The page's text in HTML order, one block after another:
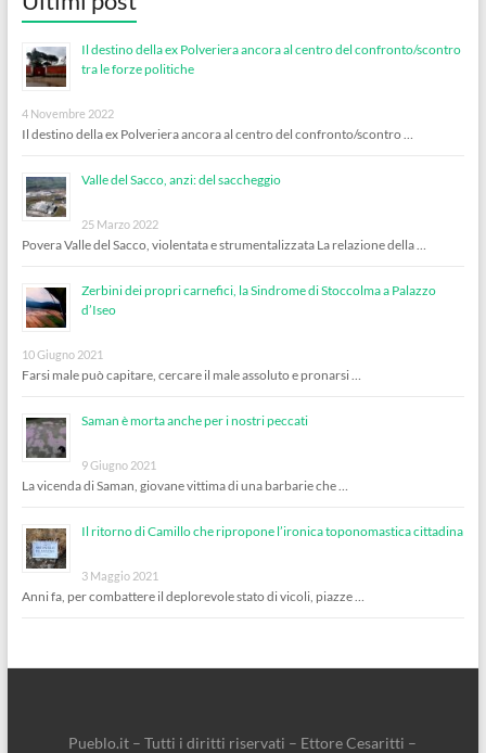
Il destino della ex Polveriera ancora al centro del confronto/scontro
tra le forze politiche
4 Novembre 2022
Il destino della ex Polveriera ancora al centro del confronto/scontro …
Valle del Sacco, anzi: del saccheggio
25 Marzo 2022
Povera Valle del Sacco, violentata e strumentalizzata La relazione della …
Zerbini dei propri carnefici, la Sindrome di Stoccolma a Palazzo
d’Iseo
10 Giugno 2021
Farsi male può capitare, cercare il male assoluto e pronarsi …
Saman è morta anche per i nostri peccati
9 Giugno 2021
La vicenda di Saman, giovane vittima di una barbarie che …
Il ritorno di Camillo che ripropone l’ironica toponomastica cittadina
3 Maggio 2021
Anni fa, per combattere il deplorevole stato di vicoli, piazze …
Pueblo.it – Tutti i diritti riservati – Ettore Cesaritti –